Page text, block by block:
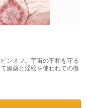
ンオフ。宇宙の平和を守る
媚薬と淫紋を使われての徹